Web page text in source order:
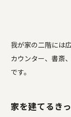
我が家の二階には
カウンター、書斎
です。
家を建てるき